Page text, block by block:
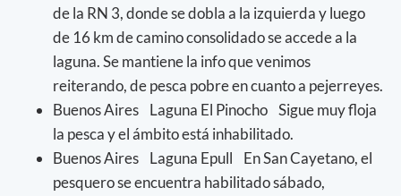
de la RN 3, donde se dobla a la izquierda y luego
de 16 km de camino consolidado se accede a la
laguna. Se mantiene la info que venimos
reiterando, de pesca pobre en cuanto a pejerreyes.
Buenos Aires Laguna El Pinocho Sigue muy floja
la pesca y el ámbito está inhabilitado.
Buenos Aires Laguna Epull En San Cayetano, el
pesquero se encuentra habilitado sábado,